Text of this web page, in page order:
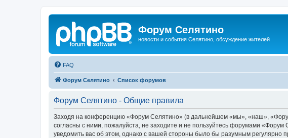
Форум Селятино
новости и события Селятино, обсуждение жителей
FAQ
Форум Селятино Список форумов
Форум Селятино - Общие правила
Заходя на конференцию «Форум Селятино» (в дальнейшем «мы», «наш»,
согласны с ними, пожалуйста, не заходите и не пользуйтесь форумами
уведомить вас об этом, однако с вашей стороны было бы разумным регулярно